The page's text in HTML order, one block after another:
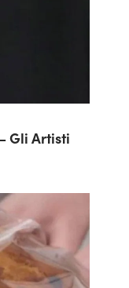
Gli Artisti